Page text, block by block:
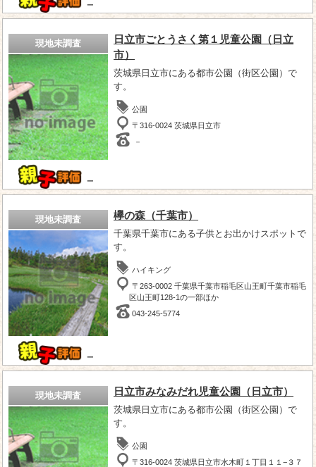
－
現地未調査
－
日立市ごとうさく第１児童公園（日立
市）
茨城県日立市にある都市公園（街区公園）で
す。
公園
〒316-0024 茨城県日立市
－
現地未調査
－
欅の森（千葉市）
千葉県千葉市にある子供とお出かけスポットで
す。
ハイキング
〒263-0002 千葉県千葉市稲毛区山王町千葉市稲毛
区山王町128-1の一部ほか
043-245-5774
現地未調査 日立市みなみだれ児童公園（日立市）
茨城県日立市にある都市公園（街区公園）で
す。
公園
〒316-0024 茨城県日立市水木町１丁目１１−３７